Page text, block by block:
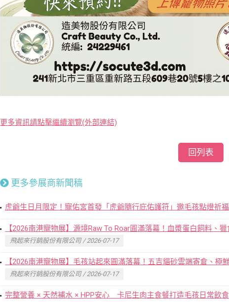
更多資訊請點擊繼續瀏覽(外部連結)
回列表
更多參展商新聞稿
虎爺生日月限定！寵佑宮首發「虎爺隨行庇佑護符」邀毛孩點燈祈
【2026南港寵物展】源境Raw To Roar圓滿落幕！血漿蛋白飼料、
飛起來行銷股份有限公司 / 2026-07-17
【2026南港寵物展】毛孩站起來圓滿落幕！五吉貓砂雲端寄倉、極
飛起來行銷股份有限公司 / 2026-07-17
完整營養 × 天然補水 × HPP安心 卡尼生肉主食餐打造毛孩日常飲